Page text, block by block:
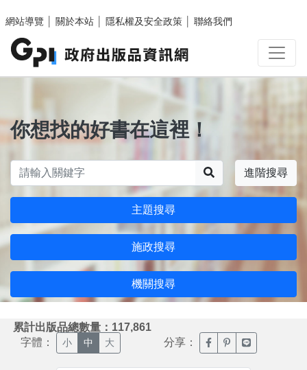
網站導覽
關於本站 隱私權及安全政策 聯絡我們
你想找的好書在這裡！
進階搜尋
主題搜尋
施政搜尋
機關搜尋
累計出版品總數量：117,861
字體： 小 中 大 分享： 臉書分享(另開新視窗)
噗浪分享(另開新
Line分享(另